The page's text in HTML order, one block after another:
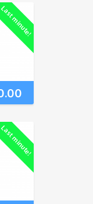
Last minute!
Last minute!